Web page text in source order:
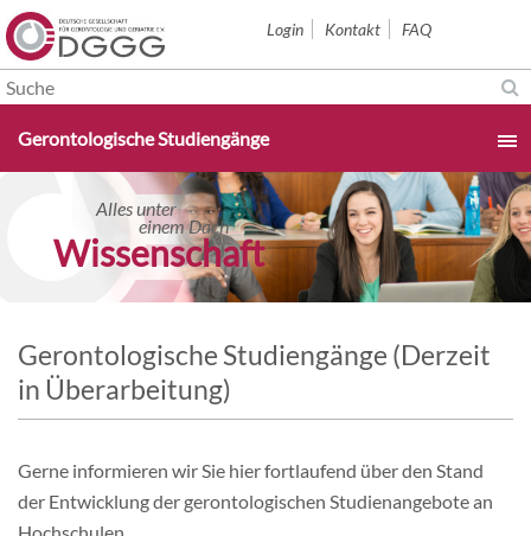
Navigation
Login Kontakt FAQ
überspringen
Gerontologische Studiengänge
Aktuelles & Termine
Über uns
Studium & Karriere
Alles unter
einem Dach
Wissenschaft
Alles unter
einem Dach
konkret
Gerontologische Studiengänge (Derzeit
in Überarbeitung)
Gerne informieren wir Sie hier fortlaufend über den Stand
der Entwicklung der gerontologischen Studienangebote an
Hochschulen.